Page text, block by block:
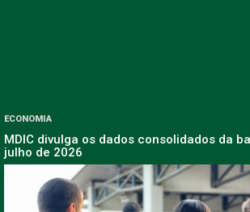
ECONOMIA
MDIC divulga os dados consolidados da
julho de 2026